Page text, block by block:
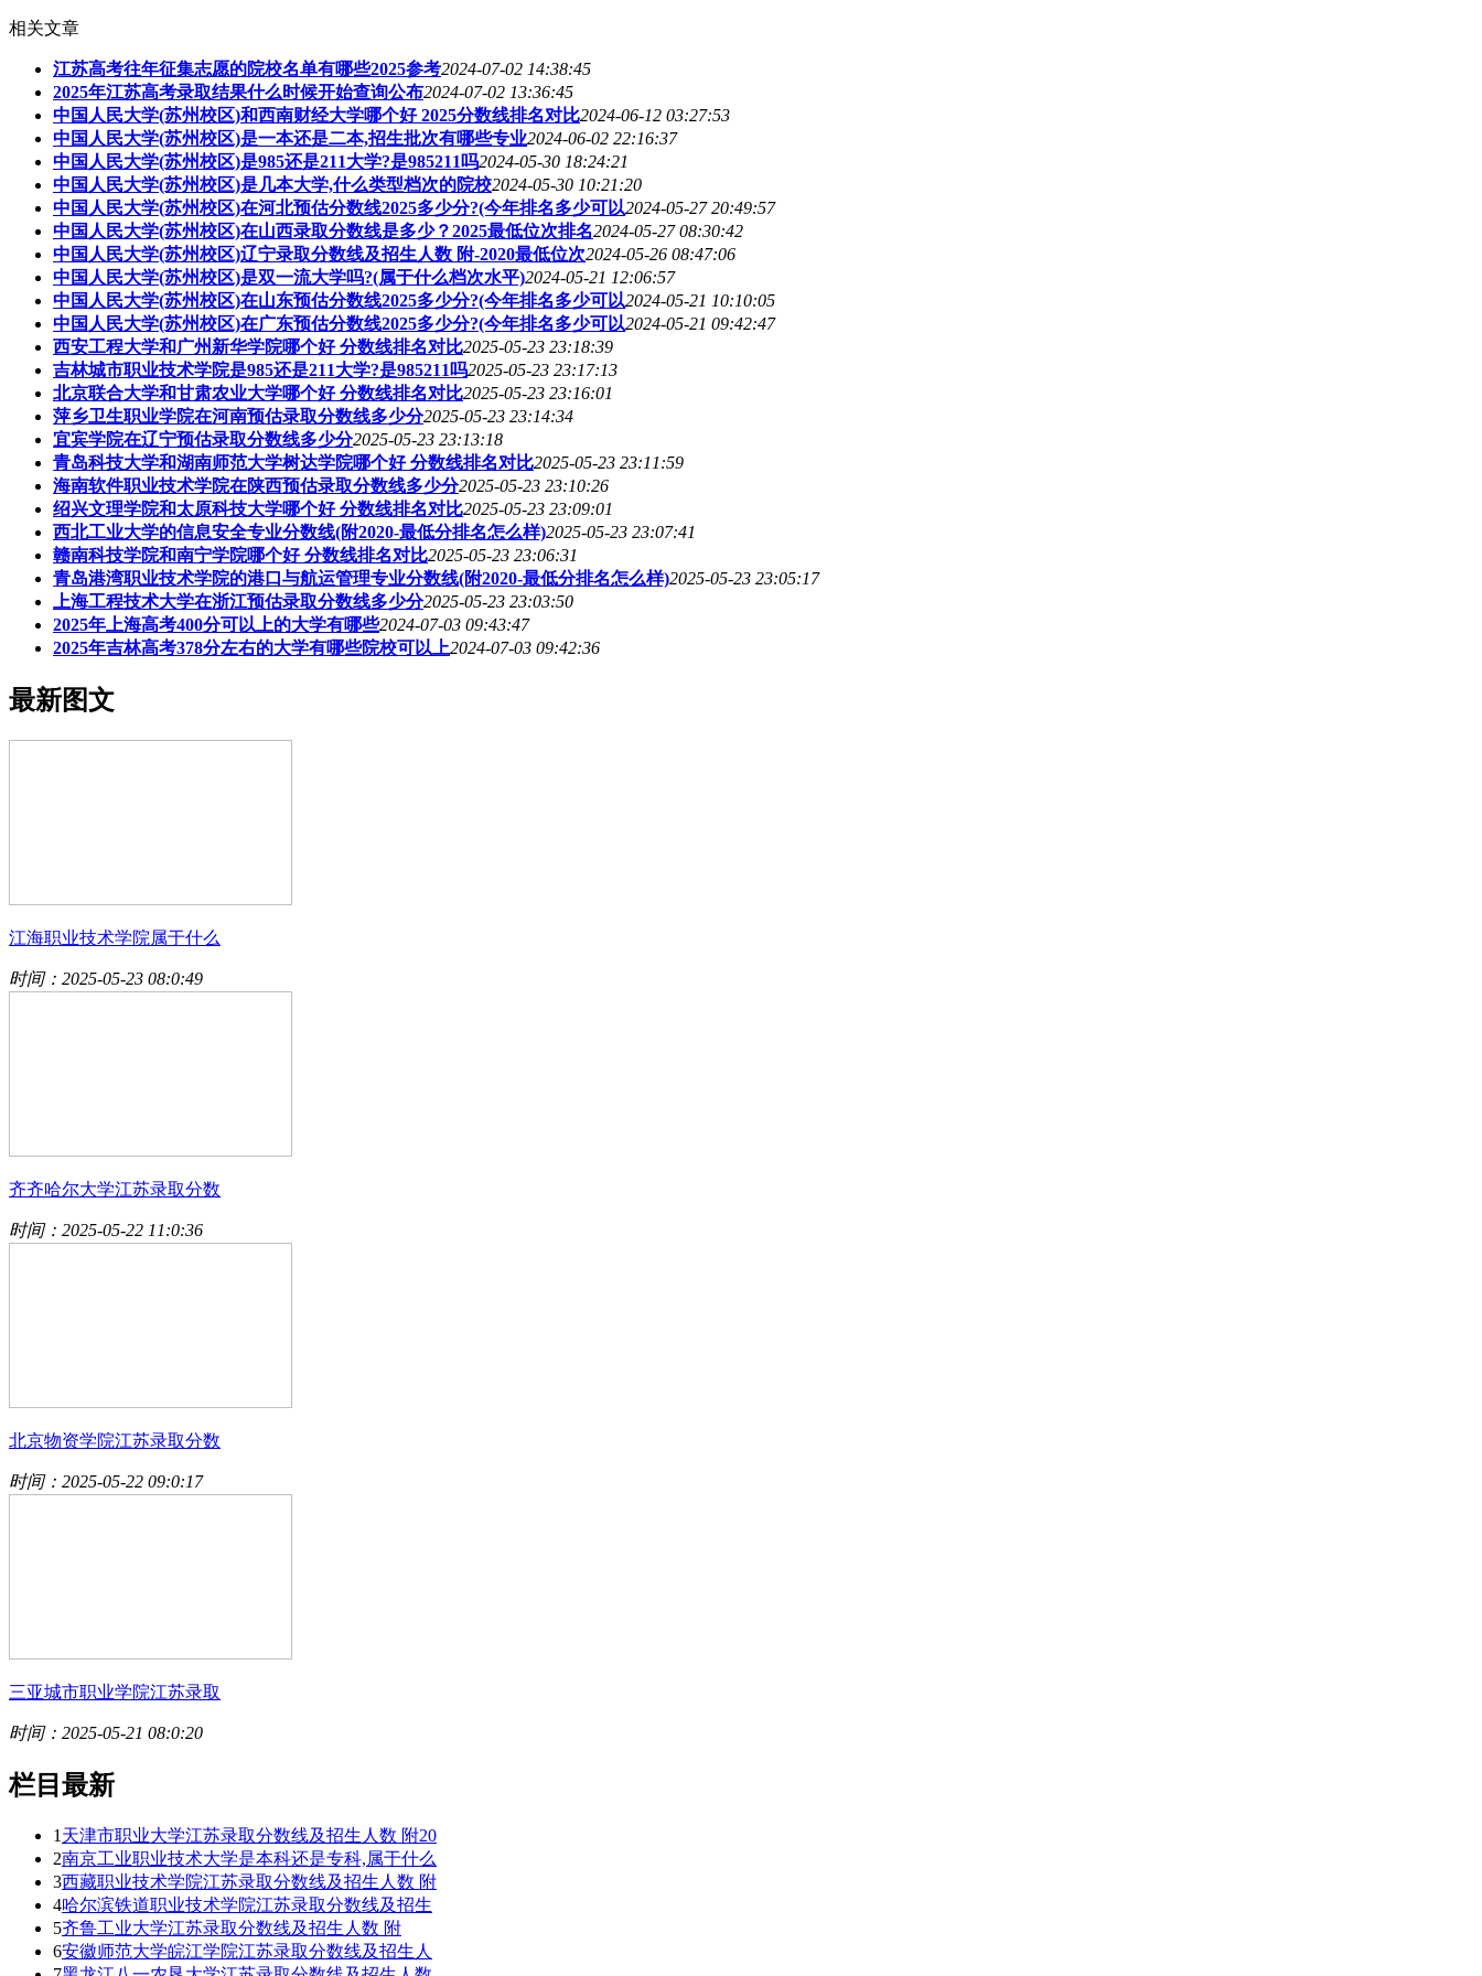
相关文章
江苏高考往年征集志愿的院校名单有哪些2025参考2024-07-02 14:38:45
2025年江苏高考录取结果什么时候开始查询公布2024-07-02 13:36:45
中国人民大学(苏州校区)和西南财经大学哪个好 2025分数线排名对比2024-06-12 03:27:53
中国人民大学(苏州校区)是一本还是二本,招生批次有哪些专业2024-06-02 22:16:37
中国人民大学(苏州校区)是985还是211大学?是985211吗2024-05-30 18:24:21
中国人民大学(苏州校区)是几本大学,什么类型档次的院校2024-05-30 10:21:20
中国人民大学(苏州校区)在河北预估分数线2025多少分?(今年排名多少可以2024-05-27 20:49:57
中国人民大学(苏州校区)在山西录取分数线是多少？2025最低位次排名2024-05-27 08:30:42
中国人民大学(苏州校区)辽宁录取分数线及招生人数 附-2020最低位次2024-05-26 08:47:06
中国人民大学(苏州校区)是双一流大学吗?(属于什么档次水平)2024-05-21 12:06:57
中国人民大学(苏州校区)在山东预估分数线2025多少分?(今年排名多少可以2024-05-21 10:10:05
中国人民大学(苏州校区)在广东预估分数线2025多少分?(今年排名多少可以2024-05-21 09:42:47
西安工程大学和广州新华学院哪个好 分数线排名对比2025-05-23 23:18:39
吉林城市职业技术学院是985还是211大学?是985211吗2025-05-23 23:17:13
北京联合大学和甘肃农业大学哪个好 分数线排名对比2025-05-23 23:16:01
萍乡卫生职业学院在河南预估录取分数线多少分2025-05-23 23:14:34
宜宾学院在辽宁预估录取分数线多少分2025-05-23 23:13:18
青岛科技大学和湖南师范大学树达学院哪个好 分数线排名对比2025-05-23 23:11:59
海南软件职业技术学院在陕西预估录取分数线多少分2025-05-23 23:10:26
绍兴文理学院和太原科技大学哪个好 分数线排名对比2025-05-23 23:09:01
西北工业大学的信息安全专业分数线(附2020-最低分排名怎么样)2025-05-23 23:07:41
赣南科技学院和南宁学院哪个好 分数线排名对比2025-05-23 23:06:31
青岛港湾职业技术学院的港口与航运管理专业分数线(附2020-最低分排名怎么样)2025-05-23 23:05:17
上海工程技术大学在浙江预估录取分数线多少分2025-05-23 23:03:50
2025年上海高考400分可以上的大学有哪些2024-07-03 09:43:47
2025年吉林高考378分左右的大学有哪些院校可以上2024-07-03 09:42:36
最新图文
江海职业技术学院属于什么
时间：2025-05-23 08:0:49
齐齐哈尔大学江苏录取分数
时间：2025-05-22 11:0:36
北京物资学院江苏录取分数
时间：2025-05-22 09:0:17
三亚城市职业学院江苏录取
时间：2025-05-21 08:0:20
栏目最新
1 天津市职业大学江苏录取分数线及招生人数 附20
2南京工业职业技术大学是本科还是专科,属于什么
3西藏职业技术学院江苏录取分数线及招生人数 附
4哈尔滨铁道职业技术学院江苏录取分数线及招生
5齐鲁工业大学江苏录取分数线及招生人数 附
6安徽师范大学皖江学院江苏录取分数线及招生人